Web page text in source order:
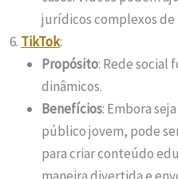
jurídicos complexos de
TikTok:
Propósito: Rede social
dinâmicos.
Benefícios: Embora
público jovem, pode
para criar conteúdo